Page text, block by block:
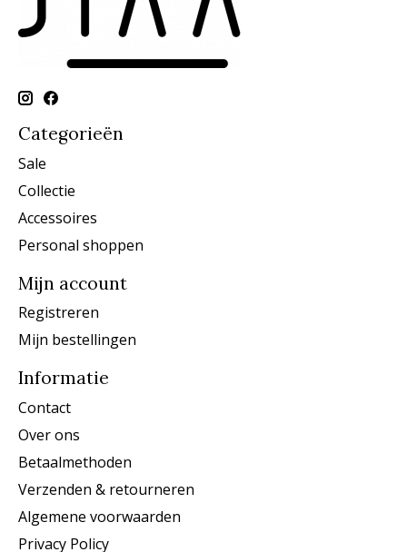
Categorieën
Sale
Collectie
Accessoires
Personal shoppen
Mijn account
Registreren
Mijn bestellingen
Informatie
Contact
Over ons
Betaalmethoden
Verzenden & retourneren
Algemene voorwaarden
Privacy Policy